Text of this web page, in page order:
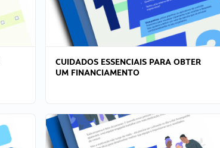
CUIDADOS ESSENCIAIS PARA OBTER
UM FINANCIAMENTO